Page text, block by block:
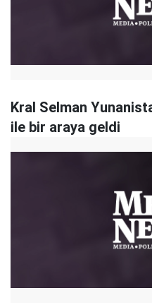
Kral Selman
ile bir araya geldi